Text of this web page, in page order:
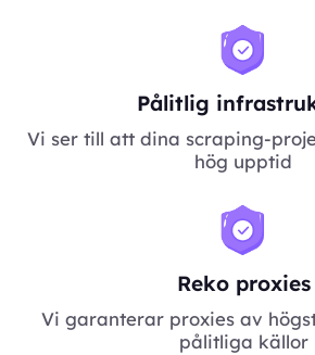
Pålitlig
Vi ser till att dina scraping-
hög upptid
Reko proxies
Vi garanterar proxies av
pålitliga källor